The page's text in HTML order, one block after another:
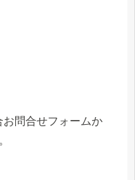
お問合せフォームか